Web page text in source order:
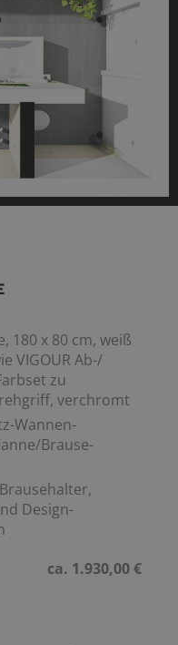
180 x 80 cm, weiß
VIGOUR Ab-/
zu
verchromt
Wannen-
Brause-
Brausehalter,
Design-
ca. 1.930,00 €